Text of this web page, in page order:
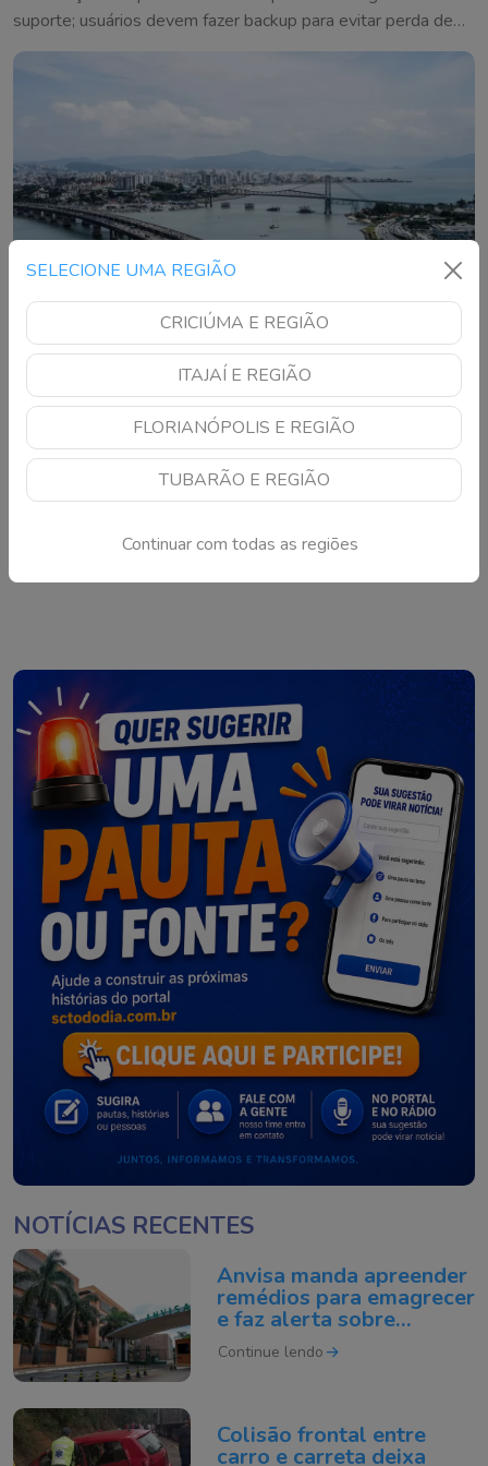
SELECIONE UMA REGIÃO
CRICIÚMA E REGIÃO
ITAJAÍ E REGIÃO
FLORIANÓPOLIS E REGIÃO
TUBARÃO E REGIÃO
Continuar com todas as regiões
suporte; usuários devem fazer backup para evitar perda de
conversas
Florianópolis vai investir R$ 9,2 milhões para
recuperar ruas em todas as regiões da cidade
Contrato prevê revitalização de 114 mil metros quadrados
NOTÍCIAS RECENTES
Anvisa manda apreender
remédios para emagrecer
e faz alerta sobre
testosterona falsificada
Continue lendo
Colisão frontal entre
carro e carreta deixa